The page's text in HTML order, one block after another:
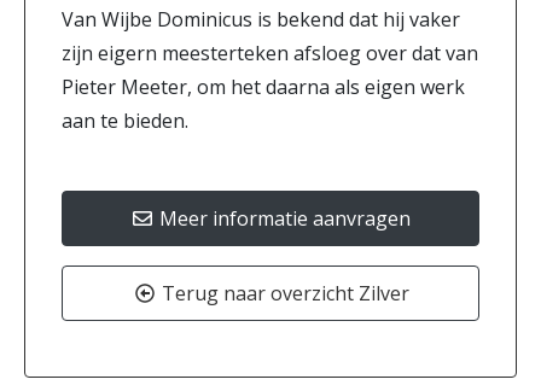
Van Wijbe Dominicus is bekend dat hij vaker
zijn eigern meesterteken afsloeg over dat van
Pieter Meeter, om het daarna als eigen werk
aan te bieden.
Meer informatie aanvragen
Terug naar overzicht Zilver